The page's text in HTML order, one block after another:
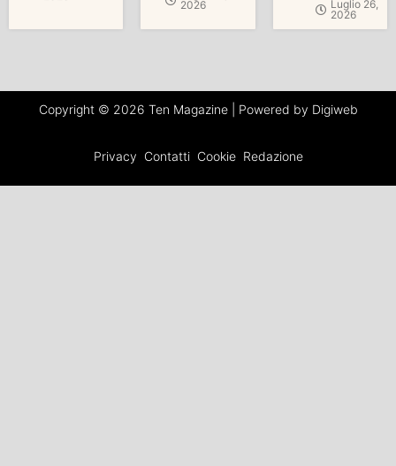
2026
Luglio 26,
2026
Copyright © 2026 Ten Magazine | Powered by Digiweb
Privacy Contatti Cookie Redazione